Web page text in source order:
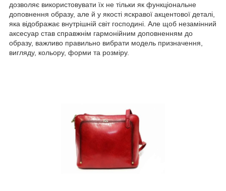
дозволяє використовувати їх не тільки як функціональне
доповнення образу, але й у якості яскравої акцентової деталі,
яка відображає внутрішній світ господині. Але щоб незамінний
аксесуар став справжнім гармонійним доповненням до
образу, важливо правильно вибрати модель призначення,
вигляду, кольору, форми та розміру.